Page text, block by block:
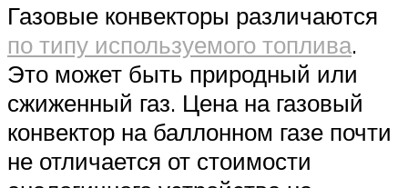
Газовые конвекторы различаются
по типу используемого топлива.
Это может быть природный или
сжиженный газ. Цена на газовый
конвектор на баллонном газе почти
не отличается от стоимости